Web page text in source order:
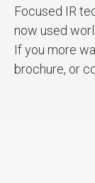
Focused IR
now used
If you more
brochure, or